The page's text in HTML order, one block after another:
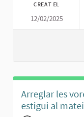
CREAT EL
12/02/2025
Arreglar les
estigui al